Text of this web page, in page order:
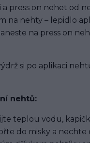
press on nehet od
na nehty – lepidlo
na press on
si po aplikaci
nehtů:
teplou vodu,
do misky a nechte